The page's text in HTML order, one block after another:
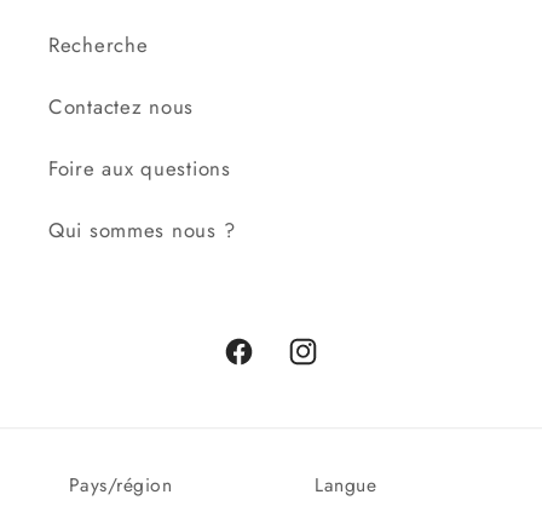
Recherche
Contactez nous
Foire aux questions
Qui sommes nous ?
FacebookInstagram
Pays/région Langue